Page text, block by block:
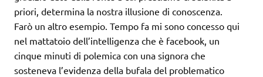
priori, determina la nostra illusione di conoscenza.
Farò un altro esempio. Tempo fa mi sono concesso qui
nel mattatoio dell’intelligenza che è facebook, un
cinque minuti di polemica con una signora che
sosteneva l’evidenza della bufala del problematico